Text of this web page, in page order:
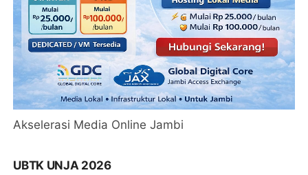
Akselerasi Media Online Jambi
UBTK UNJA 2026